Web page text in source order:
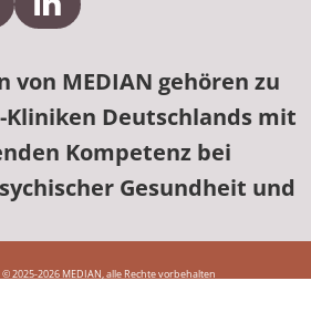
zu Instagram
zu YouTube
Verlinkung zu Facebook
Externe Verlinkung zu
von MEDIAN gehören zu
Kliniken Deutschlands mit
Kompetenz bei
Gesundheit und
© 2025-2026 MEDIAN, alle Rechte vorbehalten